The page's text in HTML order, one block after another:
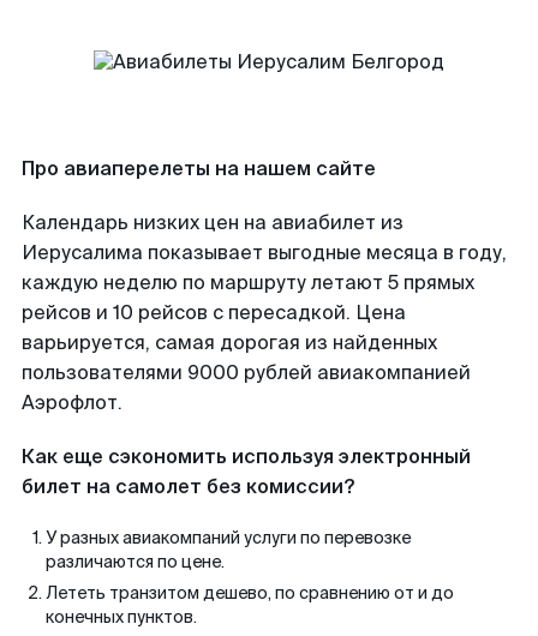
Про авиаперелеты на нашем сайте
Календарь низких цен на авиабилет из
Иерусалима показывает выгодные месяца в году,
каждую неделю по маршруту летают 5 прямых
рейсов и 10 рейсов с пересадкой. Цена
варьируется, самая дорогая из найденных
пользователями 9000 рублей авиакомпанией
Аэрофлот.
Как еще сэкономить используя электронный
билет на самолет без комиссии?
У разных авиакомпаний услуги по перевозке
различаются по цене.
Лететь транзитом дешево, по сравнению от и до
конечных пунктов.